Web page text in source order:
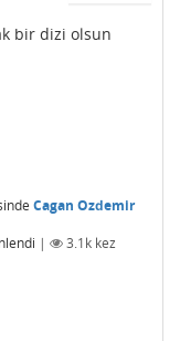
bir dizi olsun
Cagan Ozdemir
| 3.1k kez